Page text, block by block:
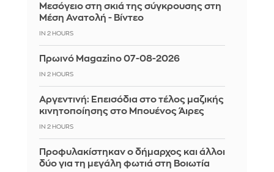
Μεσόγειο στη σκιά της σύγκρουσης στη
Μέση Ανατολή - Βίντεο
IN 2 HOURS
Πρωινό Magazino 07-08-2026
IN 2 HOURS
Αργεντινή: Επεισόδια στο τέλος μαζικής
κινητοποίησης στο Μπουένος Άιρες
IN 2 HOURS
Προφυλακίστηκαν ο δήμαρχος και άλλοι
δύο για τη μεγάλη φωτιά στη Βοιωτία